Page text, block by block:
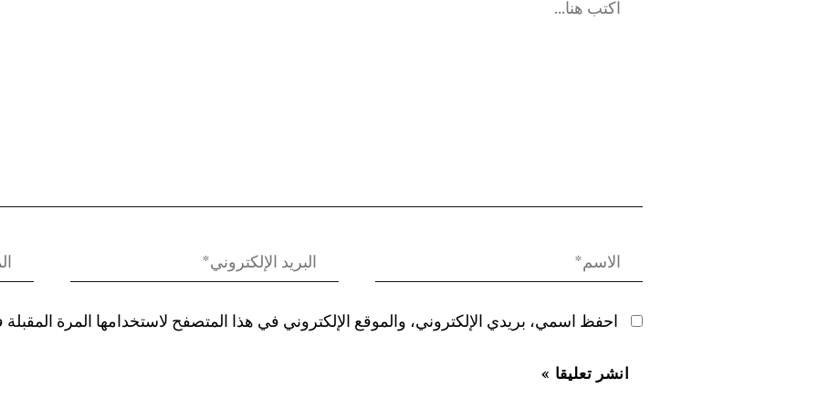
احفظ اسمي، بريدي الإلكتروني، والموقع الإلكتروني في هذا المتصفح لاستخدامها المرة